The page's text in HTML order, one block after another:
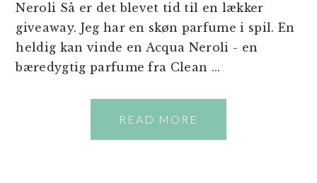
Neroli Så er det blevet tid til en lækker
giveaway. Jeg har en skøn parfume i spil. En
heldig kan vinde en Acqua Neroli - en
bæredygtig parfume fra Clean ...
READ MORE